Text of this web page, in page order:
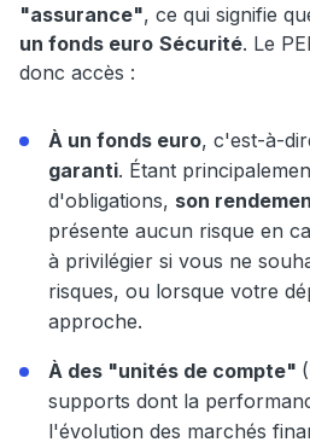
"assurance", ce qui signifie
un fonds euro Sécurité. Le
donc accès :
À un fonds euro, c'est-à-
garanti. Étant
d'obligations, son
présente aucun risque en
à privilégier si vous ne
risques, ou lorsque votre
approche.
À des "unités de compte"
supports dont la
l'évolution des marchés